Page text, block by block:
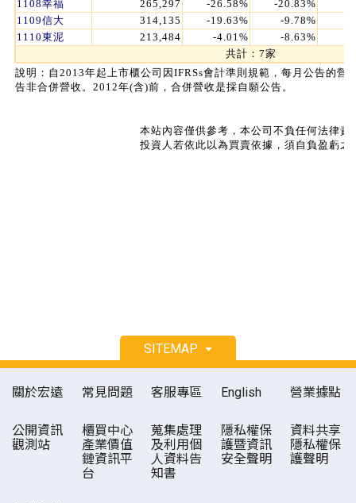
SITEMAP
關於宏遠 常見問題 客服專區 English 營業據點
公開資訊
觀測站
櫃買中心
產業價值
鏈資訊平
台
蒐集處理
及利用個
人資料告
知書
隱私權保
護暨資訊
安全聲明
資料共享
隱私權保
護聲明